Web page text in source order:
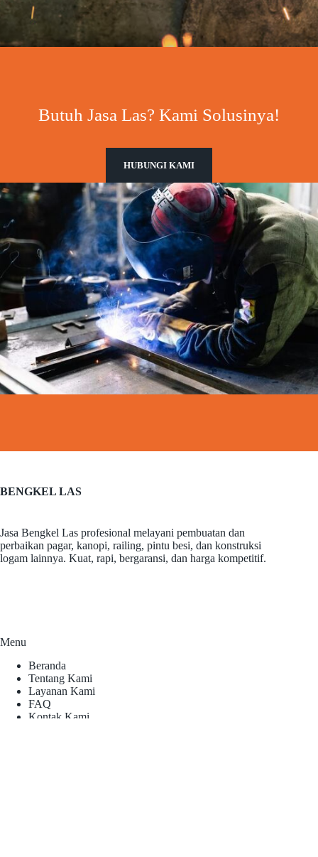
Butuh Jasa Las? Kami Solusinya!
HUBUNGI KAMI
BENGKEL LAS
Jasa Bengkel Las profesional melayani pembuatan dan
perbaikan pagar, kanopi, railing, pintu besi, dan konstruksi
logam lainnya. Kuat, rapi, bergaransi, dan harga kompetitif.
Menu
Beranda
Tentang Kami
Layanan Kami
FAQ
Kontak Kami